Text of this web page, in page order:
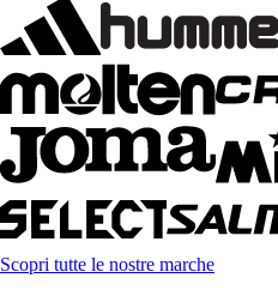
Scopri tutte le nostre marche